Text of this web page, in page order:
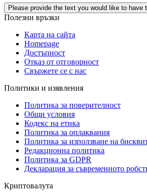
Please provide the text you would like to have
Полезни връзки
Карта на сайта
Homepage
Достъпност
Отказ от отговорност
Свържете се с нас
Политики и изявления
Политика за поверителност
Общи условия
Кодекс на етика
Политика за оплаквания
Политика за използване на
Редакционна политика
Политика за GDPR
Декларация за съвременното
Криптовалута